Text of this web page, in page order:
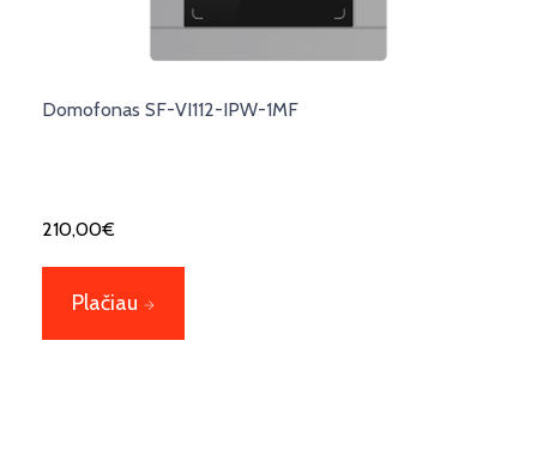
Domofonas SF-VI112-IPW-1MF
210,00€
Plačiau